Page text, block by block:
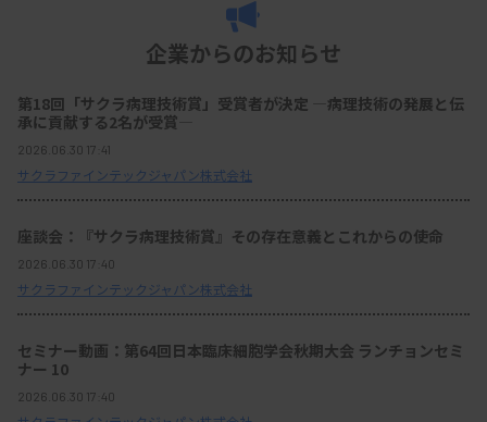
企業からのお知らせ
第18回「サクラ病理技術賞」受賞者が決定 ―病理技術の発展と伝
承に貢献する2名が受賞―
2026.06.30 17:41
サクラファインテックジャパン株式会社
座談会：『サクラ病理技術賞』その存在意義とこれからの使命
2026.06.30 17:40
サクラファインテックジャパン株式会社
セミナー動画：第64回日本臨床細胞学会秋期大会 ランチョンセミ
ナー 10
2026.06.30 17:40